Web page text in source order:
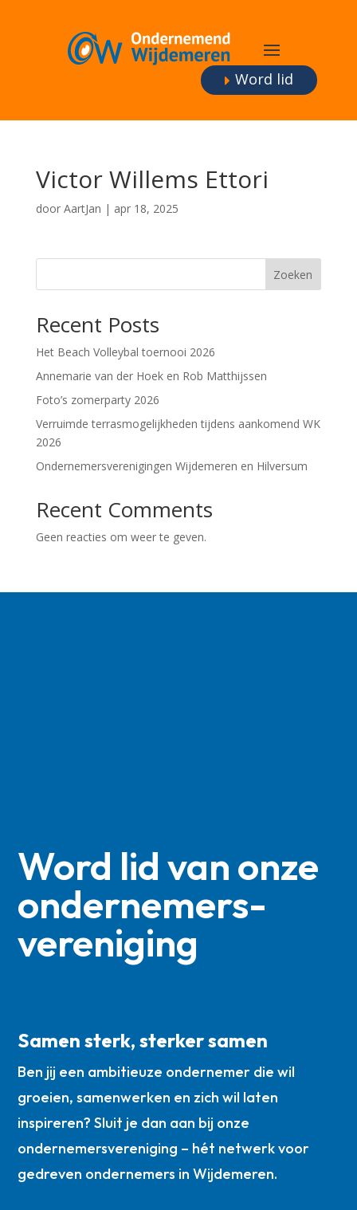
Word lid
Victor Willems Ettori
door AartJan | apr 18, 2025
Zoeken
Recent Posts
Het Beach Volleybal toernooi 2026
Annemarie van der Hoek en Rob Matthijssen
Foto’s zomerparty 2026
Verruimde terrasmogelijkheden tijdens aankomend WK
2026
Ondernemersverenigingen Wijdemeren en Hilversum
Recent Comments
Geen reacties om weer te geven.
Word lid van onze
ondernemers­
vereniging
Samen sterk, sterker samen
Ben jij een ambitieuze ondernemer die wil
groeien, samenwerken en zich wil laten
inspireren? Sluit je dan aan bij onze
ondernemersvereniging – hét netwerk voor
gedreven ondernemers in Wijdemeren.